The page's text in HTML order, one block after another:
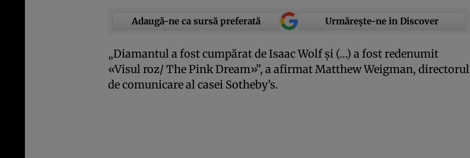
Adaugă-ne ca sursă preferată Urmărește-ne in Discover
„Diamantul a fost cumpărat de Isaac Wolf şi (…) a fost redenumit
«Visul roz/ The Pink Dream»”, a afirmat Matthew Weigman, directorul
de comunicare al casei Sotheby’s.